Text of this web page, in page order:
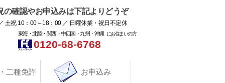
の確認やお申込みは下記よりどうぞ
祝 10：00～18：00 ／ 日曜休業・祝日不定休
東海・北陸・関西・中四国・九州・沖縄 にお住まいの方
0120-68-6768
二種免許 お申込み